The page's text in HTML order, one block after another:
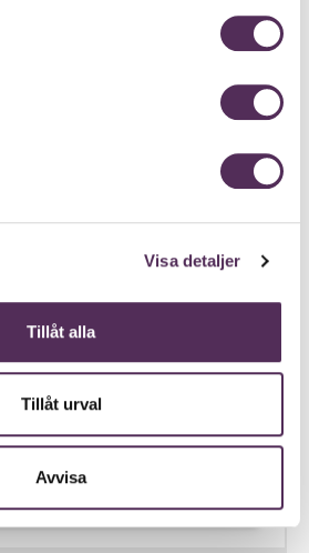
Visa detaljer
Tillåt alla
Tillåt urval
Avvisa
FYLL PÅ KONTO
info
▼